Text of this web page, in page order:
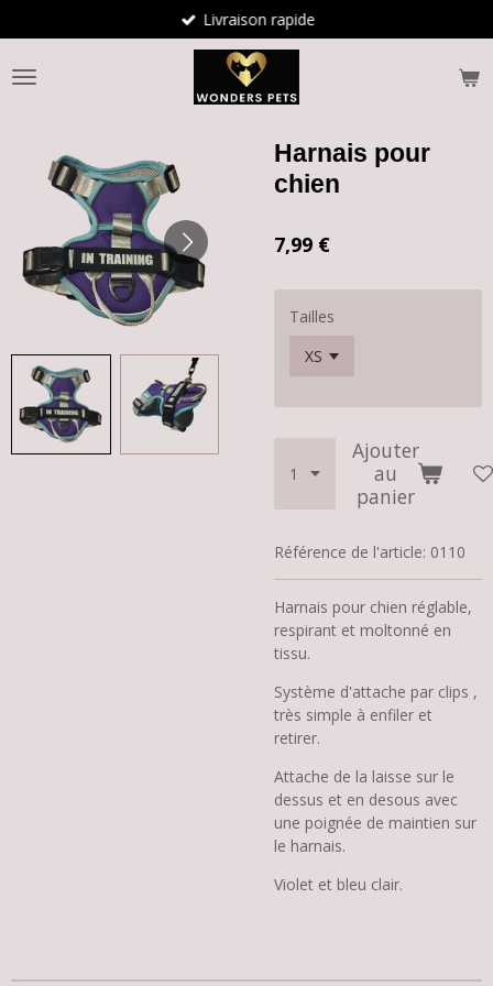
au
contenu
principal
Livraison rapide
Harnais pour
chien
7,99 €
Tailles
Ajouter
au
panier
Référence de l'article: 0110
Harnais pour chien réglable,
respirant et moltonné en
tissu.
Système d'attache par clips ,
très simple à enfiler et
retirer.
Attache de la laisse sur le
dessus et en desous avec
une poignée de maintien sur
le harnais.
Violet et bleu clair.